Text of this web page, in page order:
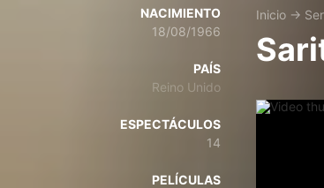
NACIMIENTO
18/08/1966
PAÍS
Reino Unido
ESPECTÁCULOS
14
PELÍCULAS
Inicio →